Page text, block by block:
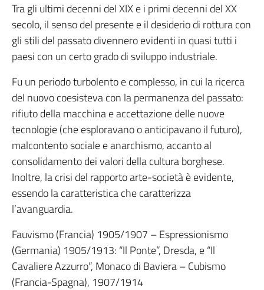
Tra gli ultimi decenni del XIX e i primi decenni del XX
secolo, il senso del presente e il desiderio di rottura con
gli stili del passato divennero evidenti in quasi tutti i
paesi con un certo grado di sviluppo industriale.
Fu un periodo turbolento e complesso, in cui la ricerca
del nuovo coesisteva con la permanenza del passato:
rifiuto della macchina e accettazione delle nuove
tecnologie (che esploravano o anticipavano il futuro),
malcontento sociale e anarchismo, accanto al
consolidamento dei valori della cultura borghese.
Inoltre, la crisi del rapporto arte-società è evidente,
essendo la caratteristica che caratterizza
l’avanguardia.
Fauvismo (Francia) 1905/1907 – Espressionismo
(Germania) 1905/1913: “Il Ponte”, Dresda, e “Il
Cavaliere Azzurro”, Monaco di Baviera – Cubismo
(Francia-Spagna), 1907/1914